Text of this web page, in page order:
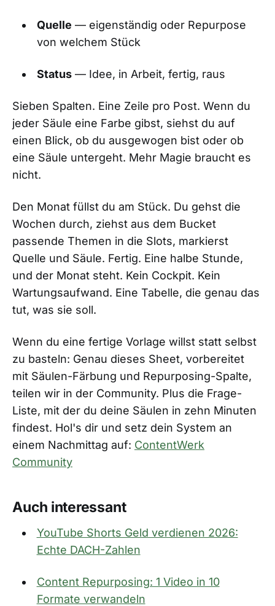
Quelle — eigenständig oder Repurpose
von welchem Stück
Status— Idee, in Arbeit, fertig, raus
Sieben Spalten. Eine Zeile pro Post. Wenn du
jeder Säule eine Farbe gibst, siehst du auf
einen Blick, ob du ausgewogen bist oder ob
eine Säule untergeht. Mehr Magie braucht es
nicht.
Den Monat füllst du am Stück. Du gehst die
Wochen durch, ziehst aus dem Bucket
passende Themen in die Slots, markierst
Quelle und Säule. Fertig. Eine halbe Stunde,
und der Monat steht. Kein Cockpit. Kein
Wartungsaufwand. Eine Tabelle, die genau das
tut, was sie soll.
Wenn du eine fertige Vorlage willst statt selbst
zu basteln: Genau dieses Sheet, vorbereitet
mit Säulen-Färbung und Repurposing-Spalte,
teilen wir in der Community. Plus die Frage-
Liste, mit der du deine Säulen in zehn Minuten
findest. Hol's dir und setz dein System an
einem Nachmittag auf: ContentWerk
Community
Auch interessant
YouTube Shorts Geld verdienen 2026:
Echte DACH-Zahlen
Content Repurposing: 1 Video in 10
Formate verwandeln